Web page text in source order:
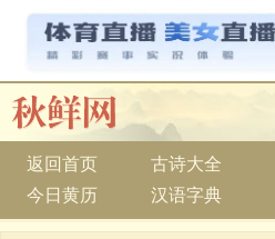
返回首页 古诗大全
今日黄历
汉语字典